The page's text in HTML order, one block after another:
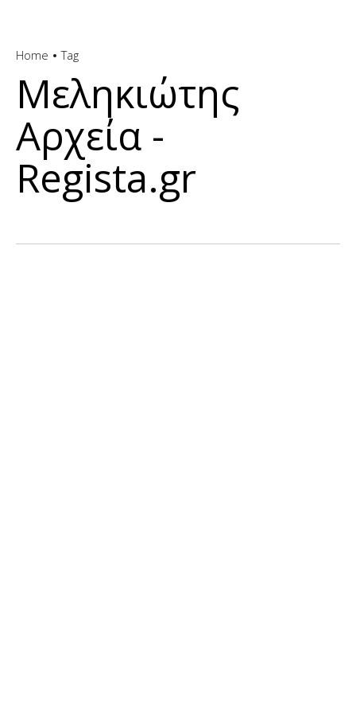
Home Tag
Μεληκιώτης
Αρχεία -
Regista.gr